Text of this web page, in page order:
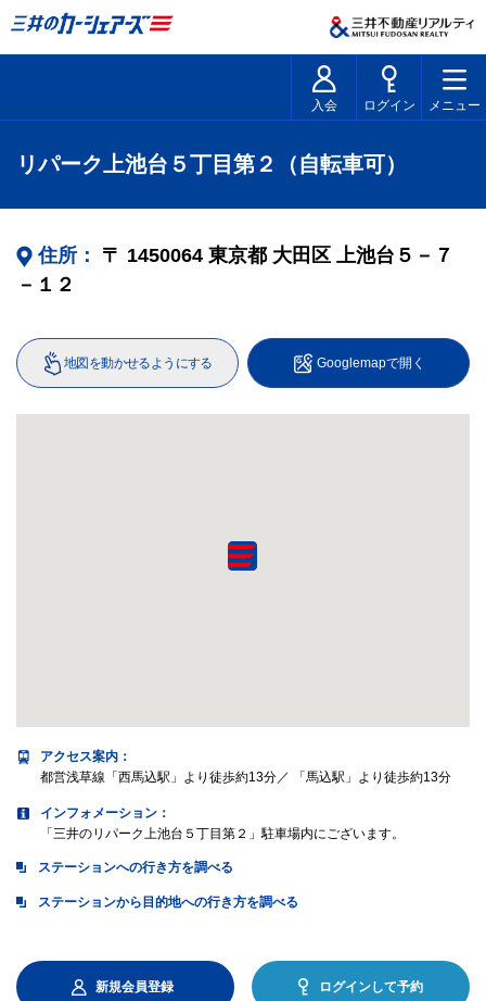
入会 ログイン メニュー
リパーク上池台５丁目第２（自転車可）
住所： 〒 1450064 東京都 大田区 上池台５－７
－１２
地図を動かせるようにする Googlemapで開く
アクセス案内 ：
都営浅草線「西馬込駅」より徒歩約13分／ 「馬込駅」より徒歩約13分
インフォメーション：
「三井のリパーク上池台５丁目第２」駐車場内にございます。
ステーションへの行き方を調べる
ステーションから目的地への行き方を調べる
新規会員登録 ログインして予約